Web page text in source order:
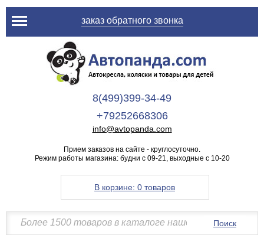
заказ обратного звонка
8(499)399-34-49
+79252668306
info@avtopanda.com
Прием заказов на сайте - круглосуточно.
Режим работы магазина: будни с 09-21, выходные с 10-20
В корзине: 0 товаров
Поиск